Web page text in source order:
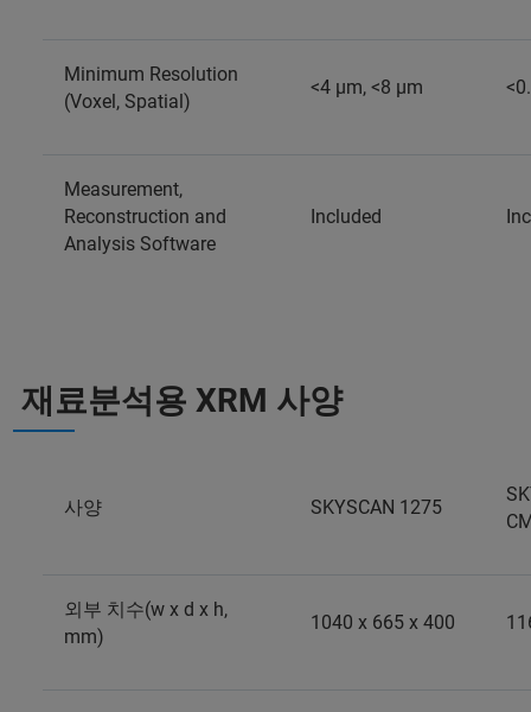
Minimum Resolution
(Voxel, Spatial)
<4 µm, <8 µm
Measurement,
Reconstruction and
Analysis Software
Included
재료분석용 XRM 사양
사양 SKYSCAN 1275
외부 치수(w x d x h,
mm)
1040 x 665 x 400